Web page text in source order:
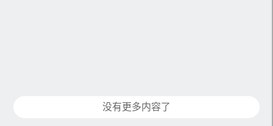
没有更多内容了